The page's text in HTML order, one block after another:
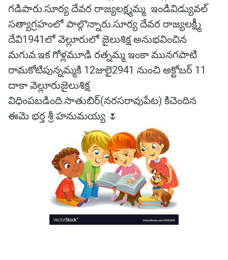
గడిపారు.సూర్య దేవర రాజ్యలక్ష్మమ్మ ఇండివిడ్యువల్
సత్యాగ్రహంలో పాల్గొన్నారు.సూర్య దేవర రాజ్యలక్ష్మీ
దేవి1941లో వెల్లూరులో జైలుశిక్ష అనుభవించిన
మగువ.ఇక గోళ్లమూడి రత్నమ్మ ఇంకా మునగపాటి
రామకోటిపున్నమ్మకి 12జులై2941 నుంచి అక్టోబర్ 11
దాకా వెల్లూరుజైలుశిక్ష
విధింపబడింది.సాతుబిర్(నరసరావుపేట) కిచెందిన
ఈమె భర్త శ్రీ హనుమయ్య 🌷